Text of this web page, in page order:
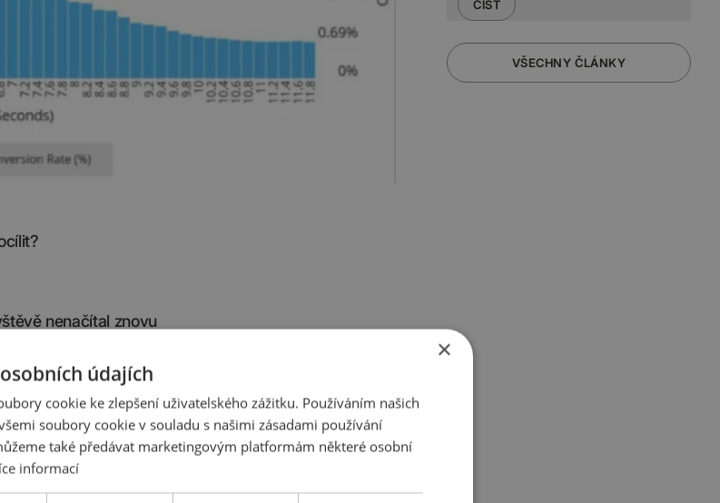
nenačítal znovu
alternativní verzi svého e-shopu bez
ČÍST
VŠECHNY ČLÁNKY
×
údajích
cookie ke zlepšení uživatelského zážitku. Používáním našich
soubory cookie v souladu s našimi zásadami používání
také předávat marketingovým platformám některé osobní
informací